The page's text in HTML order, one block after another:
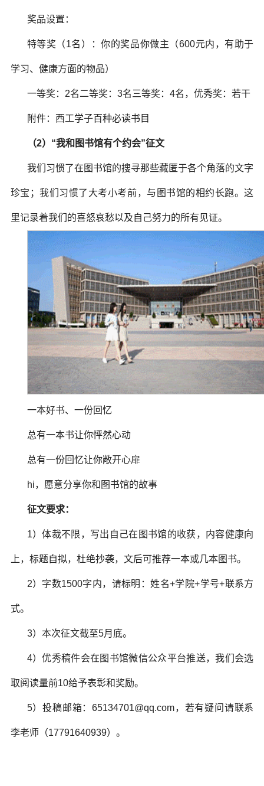
奖品设置：
特等奖（1名）：你的奖品你做主（600元内，有助于
学习、健康方面的物品）
一等奖：2名二等奖：3名三等奖：4名，优秀奖：若干
附件：西工学子百种必读书目
（2）“我和图书馆有个约会”征文
我们习惯了在图书馆的搜寻那些藏匿于各个角落的文字
珍宝；我们习惯了大考小考前，与图书馆的相约长跑。这
里记录着我们的喜怒哀愁以及自己努力的所有见证。
一本好书、一份回忆
总有一本书让你怦然心动
总有一份回忆让你敞开心扉
hi，愿意分享你和图书馆的故事
征文要求：
1）体裁不限，写出自己在图书馆的收获，内容健康向
上，标题自拟，杜绝抄袭，文后可推荐一本或几本图书。
2）字数1500字内，请标明：姓名+学院+学号+联系方
式。
3）本次征文截至5月底。
4）优秀稿件会在图书馆微信公众平台推送，我们会选
取阅读量前10给予表彰和奖励。
5）投稿邮箱：65134701@qq.com，若有疑问请联系
李老师（17791640939）。